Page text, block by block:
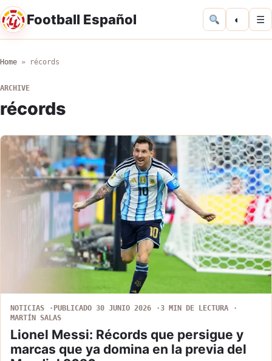
Football Español ◐ ☰
Home » récords
ARCHIVE
récords
NOTICIAS PUBLICADO 30 JUNIO 2026
3 MIN DE LECTURA
MARTÍN SALAS
Lionel Messi: Récords que persigue y
marcas que ya domina en la previa del